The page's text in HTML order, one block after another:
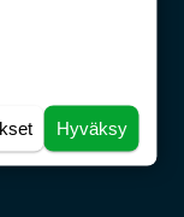
Hyväksy